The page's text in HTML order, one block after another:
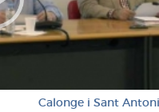
Calonge i Sant Antoni